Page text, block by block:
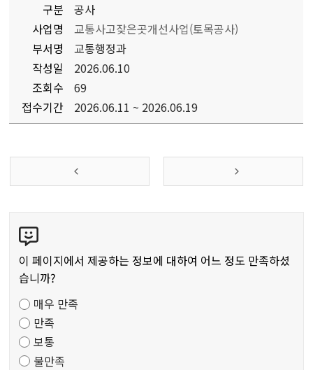
구분
공사
사업명
교통사고잦은곳개선사업(토목공사)
부서명
교통행정과
작성일
2026.06.10
조회수
69
접수기간
2026.06.11 ~ 2026.06.19
텐
츠
만
도
조
사
이 페이지에서 제공하는 정보에 대하여 어느 정도 만족하셨
습니까?
매우 만족
만족
보통
불만족